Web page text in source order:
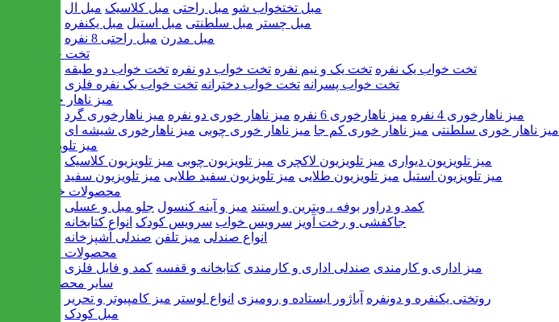
مبل تختخواب شو مبل راحتی مبل کلاسیک مبل ال
مبل چستر مبل سلطنتی مبل استیل مبل یکنفره
مبل مدرن مبل راحتی 8 نفره
تخت خواب
تخت خواب یک نفره تخت یک و نیم نفره تخت خواب دو نفره تخت خواب دو طبقه
تخت خواب پسرانه تخت خواب دخترانه تخت خواب یک نفره فلزی
میز ناهار خوری
میز ناهارخوری 4 نفره
میز ناهارخوری 6 نفره میز ناهار خوری دو نفره میز ناهارخوری گرد
میز ناهار خوری سلطنتی میز ناهار خوری کم جا میز ناهار خوری چوبی میز ناهارخوری شیشه ای
میز تلویزیون
میز تلویزیون دیواری میز تلویزیون لاکچری میز تلویزیون چوبی میز تلویزیون کلاسیک
میز تلویزیون استیل میز تلویزیون طلایی میز تلویزیون سفید طلایی میز تلویزیون سفید
محصولات خانگی
کمد و دراور بوفه ، ویترین و استند میز و آینه کنسول جلو مبل و عسلی
جاکفشی و رخت آویز سرویس خواب سرویس کودک انواع کتابخانه
انواع صندلی میز تلفن صندلی آشپزخانه
محصولات اداری
میز اداری و کارمندی صندلی اداری و کارمندی کتابخانه و قفسه کمد و فایل فلزی
سایر محصولات
روتختی یکنفره و دونفره آباژور ایستاده و رومیزی انواع لوستر میز کامپیوتر و تحریر
مبل کودک